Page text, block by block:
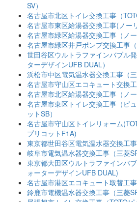
SV）
名古屋市北区トイレ交換工事（
名古屋市東区給湯器交換工事(ノー
名古屋市緑区給湯器交換工事（ノー
名古屋市緑区井戸ポンプ交換工事
世田谷区ウルトラファインバブル
ターデザインUFB DUAL）
浜松市中区電気温水器交換工事（三
名古屋市守山区エコキュート交換
名古屋市北区給湯器交換工事（ノ
名古屋市東区トイレ交換工事（ピ
ットSB）
名古屋市守山区トイレリォーム
プリコットF1A)
東京都世田谷区電気温水器交換工
岐阜市電気温水器交換工事（三菱
東京都大田区ウルトラファインバ
ォーターデザインUFB DUAL)
名古屋市港区エコキュート取替工事
鈴鹿市電機温水器交換工事（三菱